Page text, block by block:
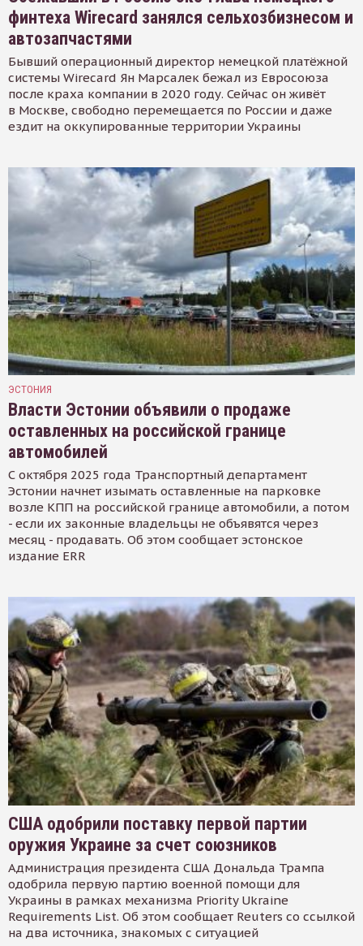
финтеха Wirecard занялся сельхозбизнесом и
автозапчастями
Бывший операционный директор немецкой платёжной
системы Wirecard Ян Марсалек бежал из Евросоюза
после краха компании в 2020 году. Сейчас он живёт
в Москве, свободно перемещается по России и даже
ездит на оккупированные территории Украины
ЭСТОНИЯ
Власти Эстонии объявили о продаже
оставленных на российской границе
автомобилей
С октября 2025 года Транспортный департамент
Эстонии начнет изымать оставленные на парковке
возле КПП на российской границе автомобили, а потом
- если их законные владельцы не объявятся через
месяц - продавать. Об этом сообщает эстонское
издание ERR
США одобрили поставку первой партии
оружия Украине за счет союзников
Администрация президента США Дональда Трампа
одобрила первую партию военной помощи для
Украины в рамках механизма Priority Ukraine
Requirements List. Об этом сообщает Reuters со ссылкой
на два источника, знакомых с ситуацией